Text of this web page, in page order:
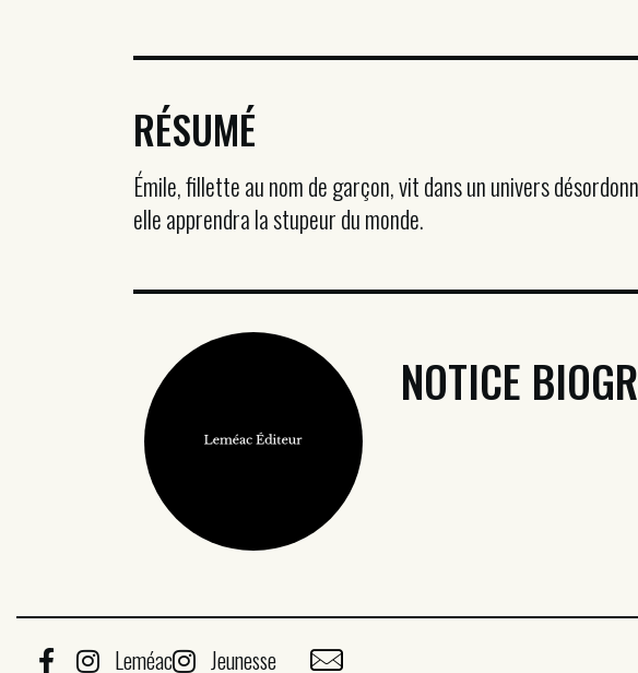
RÉSUMÉ
Émile, fillette au nom de garçon, vit dans un univers
elle apprendra la stupeur du monde.
NOTICE
Leméac Jeunesse